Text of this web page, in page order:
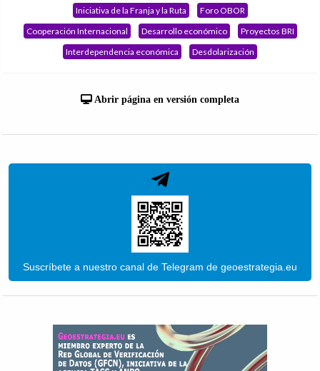
Iniciativa de la Franja y la Ruta
Foro OBOR
Cooperación Internacional
Desarrollo económico
Proyectos BRI
Interdependencia económica
Desdolarización
Abrir página en versión completa
Suscríbete a nuestro canal de Telegram de geoestrategia.eu